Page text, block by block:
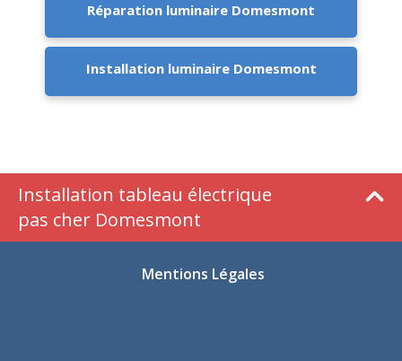
Réparation luminaire Domesmont
Installation luminaire Domesmont
Installation tableau électrique
pas cher Domesmont
Mentions Légales